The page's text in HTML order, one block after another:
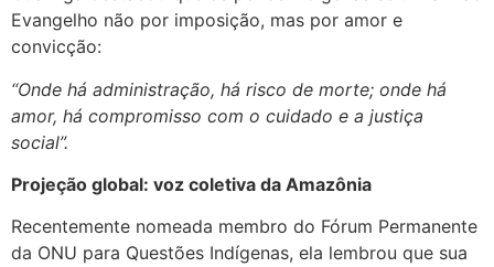
Evangelho não por imposição, mas por amor e
convicção:
“Onde há administração, há risco de morte; onde há
amor, há compromisso com o cuidado e a justiça
social”.
Projeção global: voz coletiva da Amazônia
Recentemente nomeada membro do Fórum Permanente
da ONU para Questões Indígenas, ela lembrou que sua